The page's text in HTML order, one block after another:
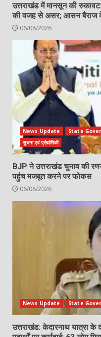
उत्तराखंड में मानसून की
की वजह से असर; आसन बैराज
06/08/2026
News Update State
सुचना एवं प्रोद्योगिकी
BJP ने उत्तराखंड चुनाव की
पहुंच मजबूत करने पर फोकस
06/08/2026
News Update State
उत्तराखंड: केदारनाथ यात्रा के